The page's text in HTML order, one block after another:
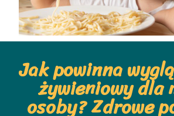
Jak powinna
żywieniowy dla
osoby? Zdrowe